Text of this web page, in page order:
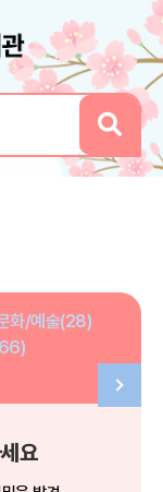
화/예술(28)
요